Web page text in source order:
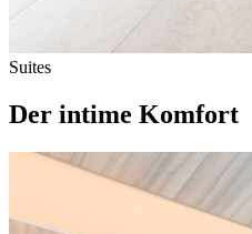
Suites
Der intime Komfort